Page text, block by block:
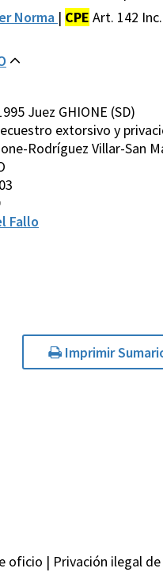
Norma | CPE Art. 142
Juez GHIONE (SD)
extorsivo y
Rodríguez Villar-San
Fallo
Imprimir
oficio | Privación ilegal